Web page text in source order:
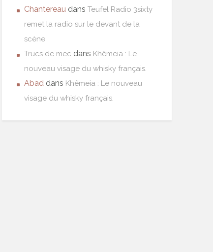
Chantereau dans Teufel Radio 3sixty
remet la radio sur le devant de la
scène
Trucs de mec dans Khêmeia : Le
nouveau visage du whisky français.
Abad dans Khêmeia : Le nouveau
visage du whisky français.